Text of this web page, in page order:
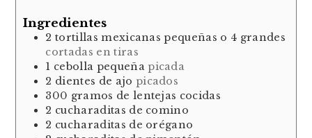
Ingredientes
2tortillas mexicanas pequeñas o 4 grandes
cortadas en tiras
1 cebolla pequeña picada
2 dientes de ajo picados
300 gramos de lentejas cocidas
2 cucharaditas de comino
2 cucharaditas de orégano